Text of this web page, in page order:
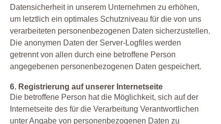
Datensicherheit in unserem Unternehmen zu erhöhen,
um letztlich ein optimales Schutzniveau für die von uns
verarbeiteten personenbezogenen Daten sicherzustellen.
Die anonymen Daten der Server-Logfiles werden
getrennt von allen durch eine betroffene Person
angegebenen personenbezogenen Daten gespeichert.
6. Registrierung auf unserer Internetseite
Die betroffene Person hat die Möglichkeit, sich auf der
Internetseite des für die Verarbeitung Verantwortlichen
unter Angabe von personenbezogenen Daten zu